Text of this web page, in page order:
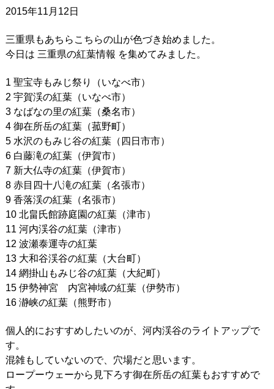
2015年11月12日
三重県もあちらこちらの山が色づき始めました。
今日は 三重県の紅葉情報 を集めてみました。
1 聖宝寺もみじ祭り（いなべ市）
2 宇賀渓の紅葉（いなべ市）
3 なばなの里の紅葉（桑名市）
4 御在所岳の紅葉（菰野町）
5 水沢のもみじ谷の紅葉（四日市市）
6 白藤滝の紅葉（伊賀市）
7 新大仏寺の紅葉（伊賀市）
8 赤目四十八滝の紅葉（名張市）
9 香落渓の紅葉（名張市）
10 北畠氏館跡庭園の紅葉（津市）
11 河内渓谷の紅葉（津市）
12 波瀬泰運寺の紅葉
13 大和谷渓谷の紅葉（大台町）
14 網掛山もみじ谷の紅葉（大紀町）
15 伊勢神宮 内宮神域の紅葉（伊勢市）
16 瀞峡の紅葉（熊野市）
個人的におすすめしたいのが、河内渓谷のライトアップで
す。
混雑もしていないので、穴場だと思います。
ロープーウェーから見下ろす御在所岳の紅葉もおすすめで